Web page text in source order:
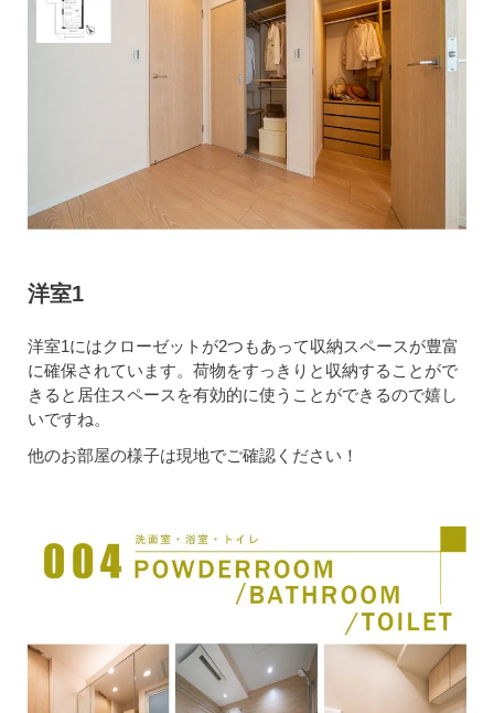
洋室1
洋室1にはクローゼットが2つもあって収納スペースが豊富
に確保されています。荷物をすっきりと収納することがで
きると居住スペースを有効的に使うことができるので嬉し
いですね。
他のお部屋の様子は現地でご確認ください！